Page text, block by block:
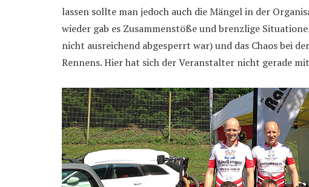
lassen sollte man jedoch auch die Mängel in der
wieder gab es Zusammenstöße und brenzlige
nicht ausreichend abgesperrt war) und das Chaos bei
Rennens. Hier hat sich der Veranstalter nicht gerade